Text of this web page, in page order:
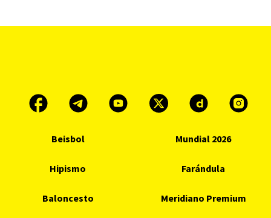
Beisbol Mundial 2026
Hipismo Farándula
Baloncesto Meridiano Premium